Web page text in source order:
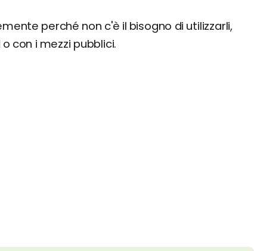
perché non c'è il bisogno di utilizzarli,
con i mezzi pubblici.